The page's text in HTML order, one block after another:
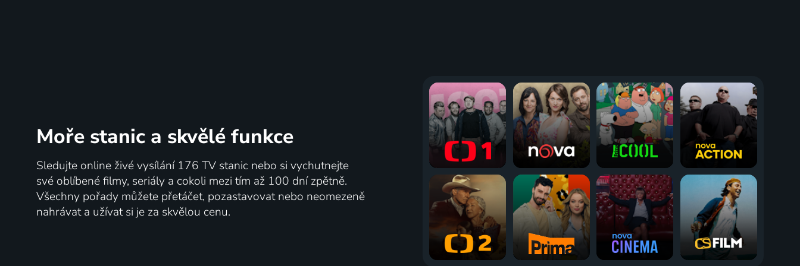
Ze Země na Měsíc
1998 | USA | Thriller, Akční, Drama, Historický
Rytíř Sedmi království
84%
25 dílů 84
38 dílů
Moře stanic a skvělé funkce
Sledujte online živé vysílání 176 TV stanic nebo si vychutnejte
své oblíbené filmy, seriály a cokoli mezi tím až 100 dní zpětně.
Všechny pořady můžete přetáčet, pozastavovat nebo neomezeně
nahrávat a užívat si je za skvělou cenu.